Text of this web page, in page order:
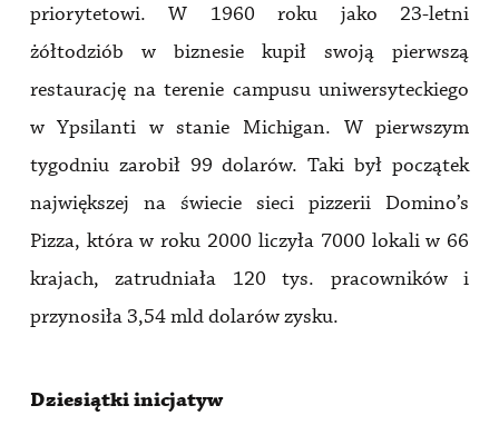
priorytetowi. W 1960 roku jako 23-letni
żółtodziób w biznesie kupił swoją pierwszą
restaurację na terenie campusu uniwersyteckiego
w Ypsilanti w stanie Michigan. W pierwszym
tygodniu zarobił 99 dolarów. Taki był początek
największej na świecie sieci pizzerii Domino’s
Pizza, która w roku 2000 liczyła 7000 lokali w 66
krajach, zatrudniała 120 tys. pracowników i
przynosiła 3,54 mld dolarów zysku.
Dziesiątki inicjatyw